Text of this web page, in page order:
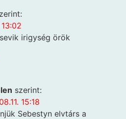
irigység örök
szerint:
15:18
Sebestyn elvtárs a